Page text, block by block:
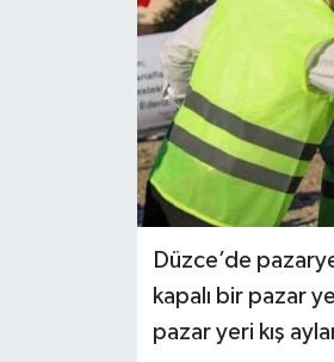
Düzce’de
kapalı bir pazar
pazar yeri kış